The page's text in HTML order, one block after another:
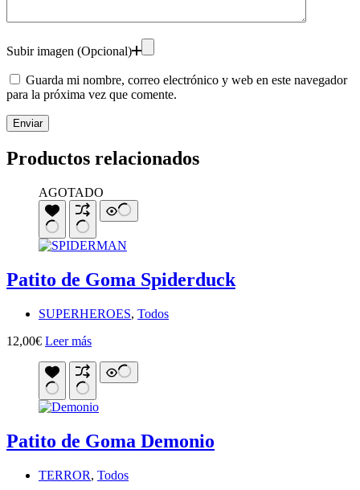
Subir imagen (Opcional)
Guarda mi nombre, correo electrónico y web en este navegador
para la próxima vez que comente.
Enviar
Productos relacionados
AGOTADO
Patito de Goma Spiderduck
SUPERHEROES, Todos
12,00€ Leer más
Patito de Goma Demonio
TERROR, Todos